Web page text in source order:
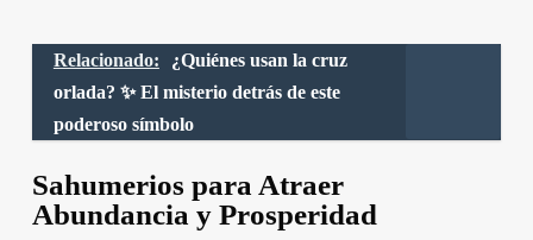
Relacionado:
¿Quiénes usan la cruz
orlada? ✨ El misterio detrás de este
poderoso símbolo
Sahumerios para Atraer
Abundancia y Prosperidad